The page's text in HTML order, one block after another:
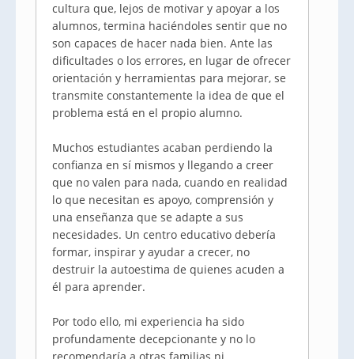
cultura que, lejos de motivar y apoyar a los
alumnos, termina haciéndoles sentir que no
son capaces de hacer nada bien. Ante las
dificultades o los errores, en lugar de ofrecer
orientación y herramientas para mejorar, se
transmite constantemente la idea de que el
problema está en el propio alumno.
Muchos estudiantes acaban perdiendo la
confianza en sí mismos y llegando a creer
que no valen para nada, cuando en realidad
lo que necesitan es apoyo, comprensión y
una enseñanza que se adapte a sus
necesidades. Un centro educativo debería
formar, inspirar y ayudar a crecer, no
destruir la autoestima de quienes acuden a
él para aprender.
Por todo ello, mi experiencia ha sido
profundamente decepcionante y no lo